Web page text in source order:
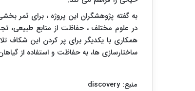
به گفته پژوهشگران این پروژه ، برای ثمر
در علوم مختلف ، حفاظت از منابع طبیعی،
همکاری با یکدیگر برای پر کردن این
ساختارسازی ها، به حفاظت و استفاده از
منبع:discovery